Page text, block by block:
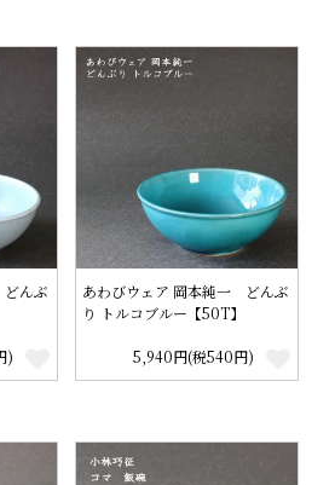
んぶ
)
あわびウェア 岡本純一 どんぶ
り トルコブルー【50T】
5,940円(税540円)